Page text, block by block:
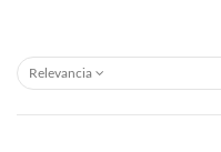
Relevancia